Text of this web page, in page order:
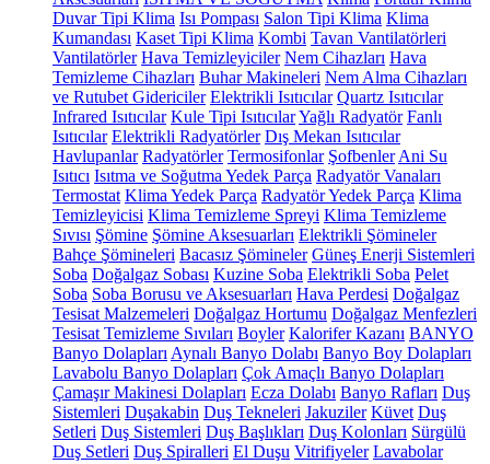
Duvar Tipi Klima Isı Pompası Salon Tipi Klima Klima
Kumandası Kaset Tipi Klima Kombi Tavan Vantilatörleri
Vantilatörler Hava Temizleyiciler Nem Cihazları Hava
Temizleme Cihazları Buhar Makineleri Nem Alma Cihazları
ve Rutubet Gidericiler Elektrikli Isıtıcılar Quartz Isıtıcılar
Infrared Isıtıcılar Kule Tipi IsıtıcılarYağlı Radyatör Fanlı
Isıtıcılar Elektrikli Radyatörler Dış Mekan Isıtıcılar
Havlupanlar Radyatörler Termosifonlar Şofbenler Ani Su
Isıtıcı Isıtma ve Soğutma Yedek Parça Radyatör Vanaları
Termostat Klima Yedek Parça Radyatör Yedek Parça Klima
Temizleyicisi Klima Temizleme Spreyi Klima Temizleme
Sıvısı Şömine Şömine Aksesuarları Elektrikli Şömineler
Bahçe Şömineleri Bacasız Şömineler Güneş Enerji Sistemleri
Soba Doğalgaz Sobası Kuzine Soba Elektrikli Soba Pelet
Soba Soba Borusu ve Aksesuarları Hava Perdesi Doğalgaz
Tesisat Malzemeleri Doğalgaz Hortumu Doğalgaz Menfezleri
Tesisat Temizleme Sıvıları Boyler Kalorifer Kazanı BANYO
Banyo Dolapları Aynalı Banyo Dolabı Banyo Boy Dolapları
Lavabolu Banyo Dolapları Çok Amaçlı Banyo Dolapları
Çamaşır Makinesi Dolapları Ecza Dolabı Banyo Rafları Duş
Sistemleri Duşakabin Duş Tekneleri Jakuziler Küvet Duş
Setleri Duş Sistemleri Duş Başlıkları Duş Kolonları Sürgülü
Duş Setleri Duş Spiralleri El Duşu Vitrifiyeler Lavabolar